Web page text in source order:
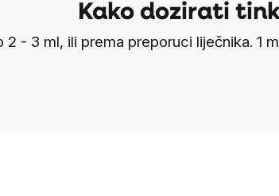
Kako dozirati
2 - 3 ml, ili prema preporuci liječnika. 1